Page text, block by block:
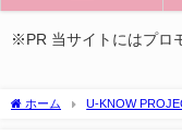
※PR 当サイトにはプロ
ホーム U-KNOW